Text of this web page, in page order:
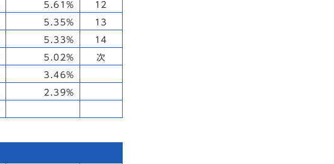
5.61% 12
5.35% 13
5.33% 14
5.02% 次
3.46%
2.39%